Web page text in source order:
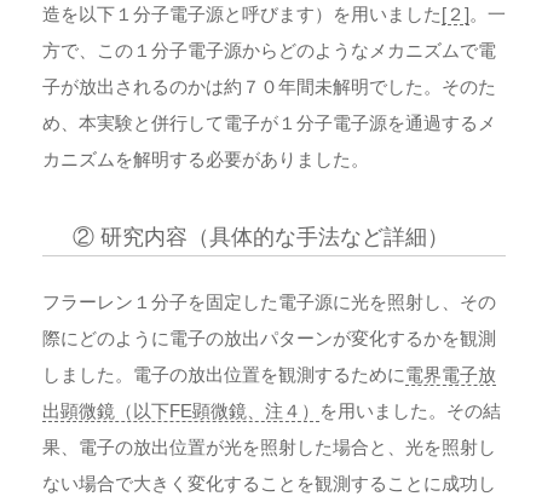
造を以下１分子電子源と呼びます）を用いました [２]。一
方で、この１分子電子源からどのようなメカニズムで電
子が放出されるのかは約７０年間未解明でした。そのた
め、本実験と併行して電子が１分子電子源を通過するメ
カニズムを解明する必要がありました。
② 研究内容（具体的な手法など詳細）
フラーレン１分子を固定した電子源に光を照射し、その
際にどのように電子の放出パターンが変化するかを観測
しました。電子の放出位置を観測するために電界電子放
出顕微鏡（以下FE顕微鏡、注４）
を用いました。その結
果、電子の放出位置が光を照射した場合と、光を照射し
ない場合で大きく変化することを観測することに成功し